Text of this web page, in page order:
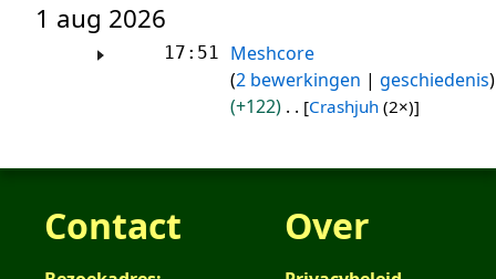
1 aug 2026
17:51 Meshcore
2 bewerkingen
geschiedenis
+122
[Crashjuh(2×)]
Contact Over